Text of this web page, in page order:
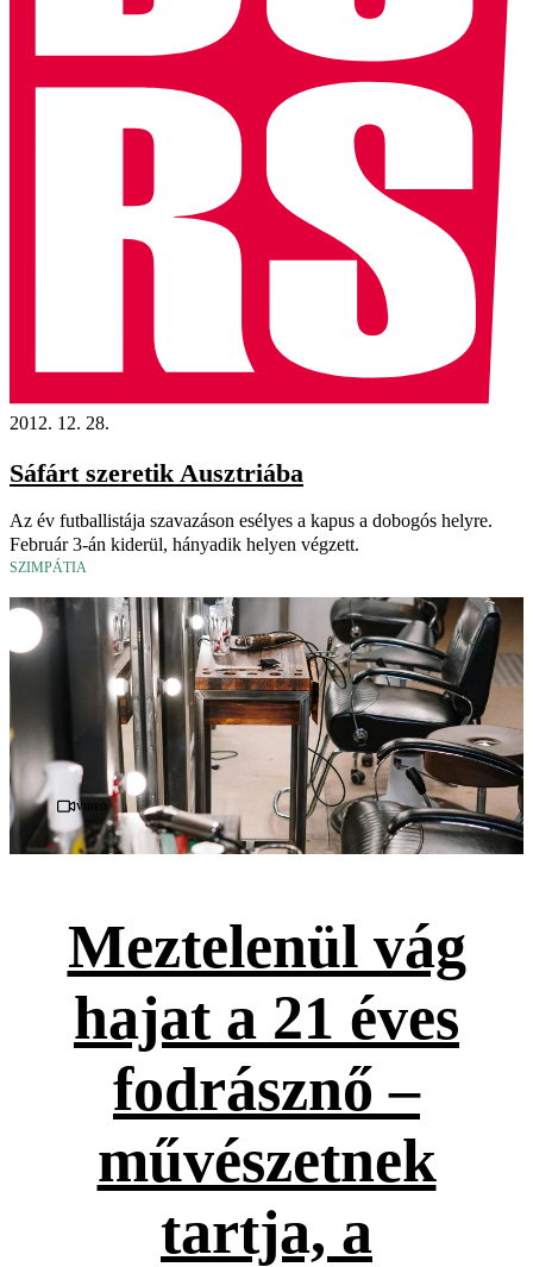
2012. 12. 28.
Sáfárt szeretik Ausztriába
Az év futballistája szavazáson esélyes a kapus a dobogós helyre.
Február 3-án kiderül, hányadik helyen végzett.
SZIMPÁTIA
Videó
Meztelenül vág
hajat a 21 éves
fodrásznő –
művészetnek
tartja, a